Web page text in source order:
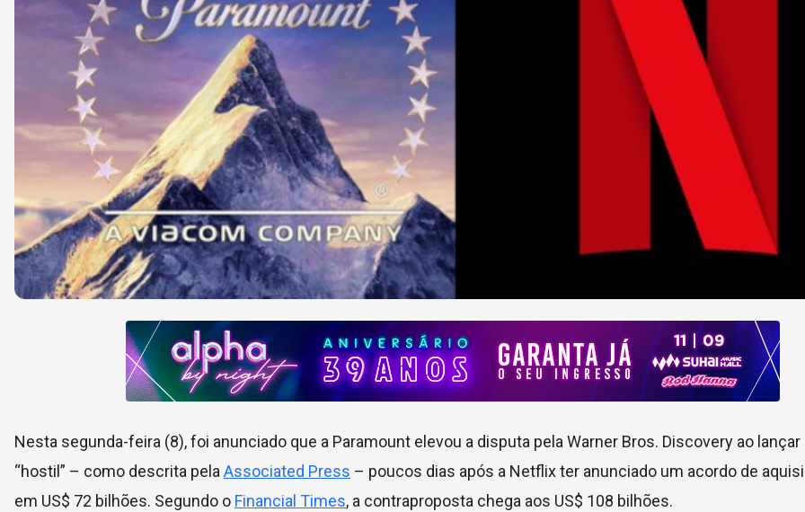
Nesta segunda-feira (8), foi anunciado que a Paramount elevou a disputa pela Warner Bros. Discovery ao
“hostil” – como descrita pela Associated Press – poucos dias após a Netflix ter anunciado um acordo de
em US$ 72 bilhões. Segundo o Financial Times, a contraproposta chega aos US$ 108 bilhões.